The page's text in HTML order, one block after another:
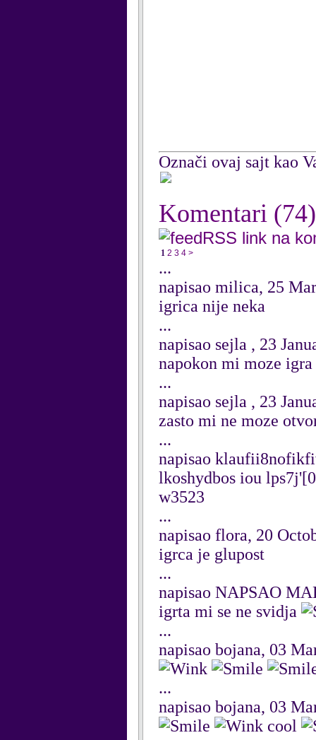
Označi ovaj sajt kao
Komentari (74)
RSS link na
1 2 3 4 >
...
napisao milica, 25
igrica nije neka
...
napisao sejla , 23
napokon mi moze
...
napisao sejla , 23
zasto mi ne moze
...
napisao
lkoshydbos iou
w3523
...
napisao flora, 20
igrca je glupost
...
napisao NAPSAO
igrta mi se ne svidja
...
napisao bojana, 03
...
napisao bojana, 03
cool